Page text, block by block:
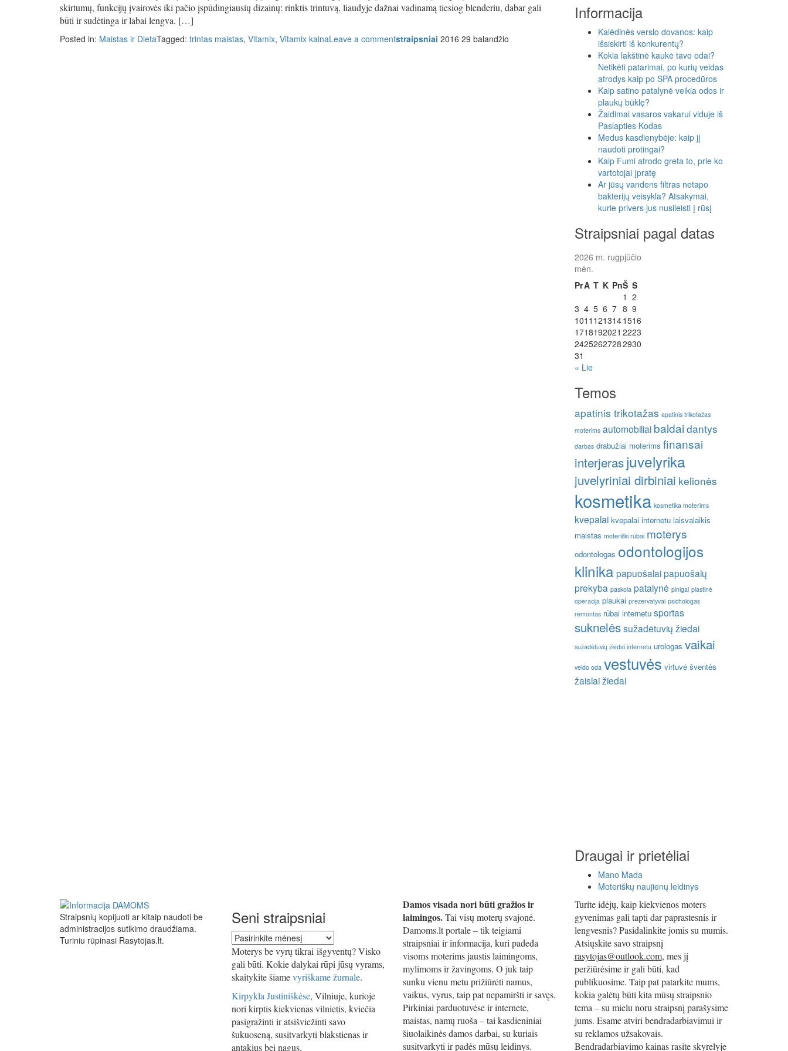
skirtumų, funkcijų įvairovės iki pačio įspūdingiausių dizainų: rinktis trintuvą, liaudyje dažnai vadinamą tiesiog blenderiu, dabar gali
būti ir sudėtinga ir labai lengva. […]
Posted in: Maistas ir DietaTagged: trintas maistas, Vitamix, Vitamix kainaLeave a commentstraipsniai 2016 29 balandžio
Informacija
Kalėdinės verslo dovanos: kaip
išsiskirti iš konkurentų?
Kokia lakštinė kaukė tavo odai?
Netikėti patarimai, po kurių veidas
atrodys kaip po SPA procedūros
Kaip satino patalynė veikia odos ir
plaukų būklę?
Žaidimai vasaros vakarui viduje iš
Paslapties Kodas
Medus kasdienybėje: kaip jį
naudoti protingai?
Kaip Fumi atrodo greta to, prie ko
vartotojai įpratę
Ar jūsų vandens filtras netapo
bakterijų veisykla? Atsakymai,
kurie privers jus nusileisti į rūsį
Straipsniai pagal datas
2026 m. rugpjūčio
mėn.
PrA T K PnŠ S
1 2
3 4 5 6 7 8 9
1011 1213141516
1718192021 2223
24252627282930
31
« Lie
Temos
apatinis trikotažas apatinis trikotažas
moterims automobiliai baldai dantys
darbas drabužiai moterims finansai
interjerasjuvelyrika
juvelyriniai dirbiniai kelionės
kosmetika kosmetika moterims
kvepalai kvepalai internetu laisvalaikis
maistas moteriški rūbai moterys
odontologas odontologijos
klinika papuošalai papuošalų
prekyba paskola patalynė pinigai plastinė
operacija plaukai prezervatyvai psichologas
remontas rūbai internetu sportas
suknelės sužadėtuvių žiedai
sužadėtuvių žiedai internetu urologas vaikai
veido oda vestuvės virtuvė šventės
žaislai žiedai
Draugai ir prietėliai
Mano Mada
Moteriškų naujienų leidinys
Straipsnių kopijuoti ar kitaip naudoti be
administracijos sutikimo draudžiama.
Turiniu rūpinasi Rasytojas.lt.
Seni straipsniai
Seni
straipsniai
Moterys be vyrų tikrai išgyventų? Visko
gali būti. Kokie dalykai rūpi jūsų vyrams,
skaitykite šiamevyriškame žurnale.
Kirpykla Justiniškėse, Vilniuje, kurioje
nori kirptis kiekvienas vilnietis, kviečia
pasigražinti ir atsišviežinti savo
šukuoseną, susitvarkyti blakstienas ir
antakius bei nagus.
Damos visada nori būti gražios ir
laimingos.Tai visų moterų svajonė.
Damoms.lt portale – tik teigiami
straipsniai ir informacija, kuri padeda
visoms moterims jaustis laimingoms,
mylimoms ir žavingoms. O juk taip
sunku vienu metu prižiūrėti namus,
vaikus, vyrus, taip pat nepamiršti ir savęs.
Pirkiniai parduotuvėse ir internete,
maistas, namų ruoša – tai kasdieniniai
šiuolaikinės damos darbai, su kuriais
susitvarkyti ir padės mūsų leidinys.
Turite idėjų, kaip kiekvienos moters
gyvenimas gali tapti dar paprastesnis ir
lengvesnis? Pasidalinkite jomis su mumis.
Atsiųskite savo straipsnį
rasytojas@outlook.com, mes jį
peržiūrėsime ir gali būti, kad
publikuosime. Taip pat patarkite mums,
kokia galėtų būti kita mūsų straipsnio
tema – su mielu noru straipsnį parašysime
jums. Esame atviri bendradarbiavimui ir
su reklamos užsakovais.
Bendradarbiavimo kainas rasite skyrelyje